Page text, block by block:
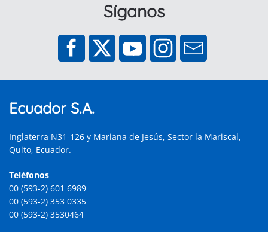
Síganos
Ecuador S.A.
Inglaterra N31-126 y Mariana de Jesús, Sector la Mariscal,
Quito, Ecuador.
Teléfonos
00 (593-2) 601 6989
00 (593-2) 353 0335
00 (593-2) 3530464